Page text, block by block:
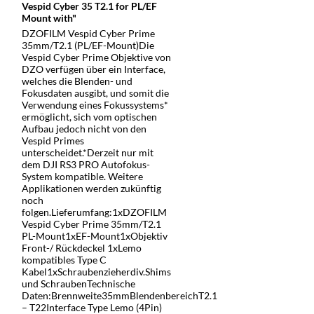
Vespid Cyber 35 T2.1 for PL/EF
Mount with"
DZOFILM Vespid Cyber Prime
35mm/T2.1 (PL/EF-Mount)Die
Vespid Cyber Prime Objektive von
DZO verfügen über ein Interface,
welches die Blenden- und
Fokusdaten ausgibt, und somit die
Verwendung eines Fokussystems*
ermöglicht, sich vom optischen
Aufbau jedoch nicht von den
Vespid Primes
unterscheidet.*Derzeit nur mit
dem DJI RS3 PRO Autofokus-
System kompatible. Weitere
Applikationen werden zukünftig
noch
folgen.Lieferumfang:1xDZOFILM
Vespid Cyber Prime 35mm/T2.1
PL-Mount1xEF-Mount1xObjektiv
Front-/ Rückdeckel 1xLemo
kompatibles Type C
Kabel1xSchraubenzieherdiv.Shims
und SchraubenTechnische
Daten:Brennweite35mmBlendenbereichT2.1
– T22Interface Type Lemo (4Pin)